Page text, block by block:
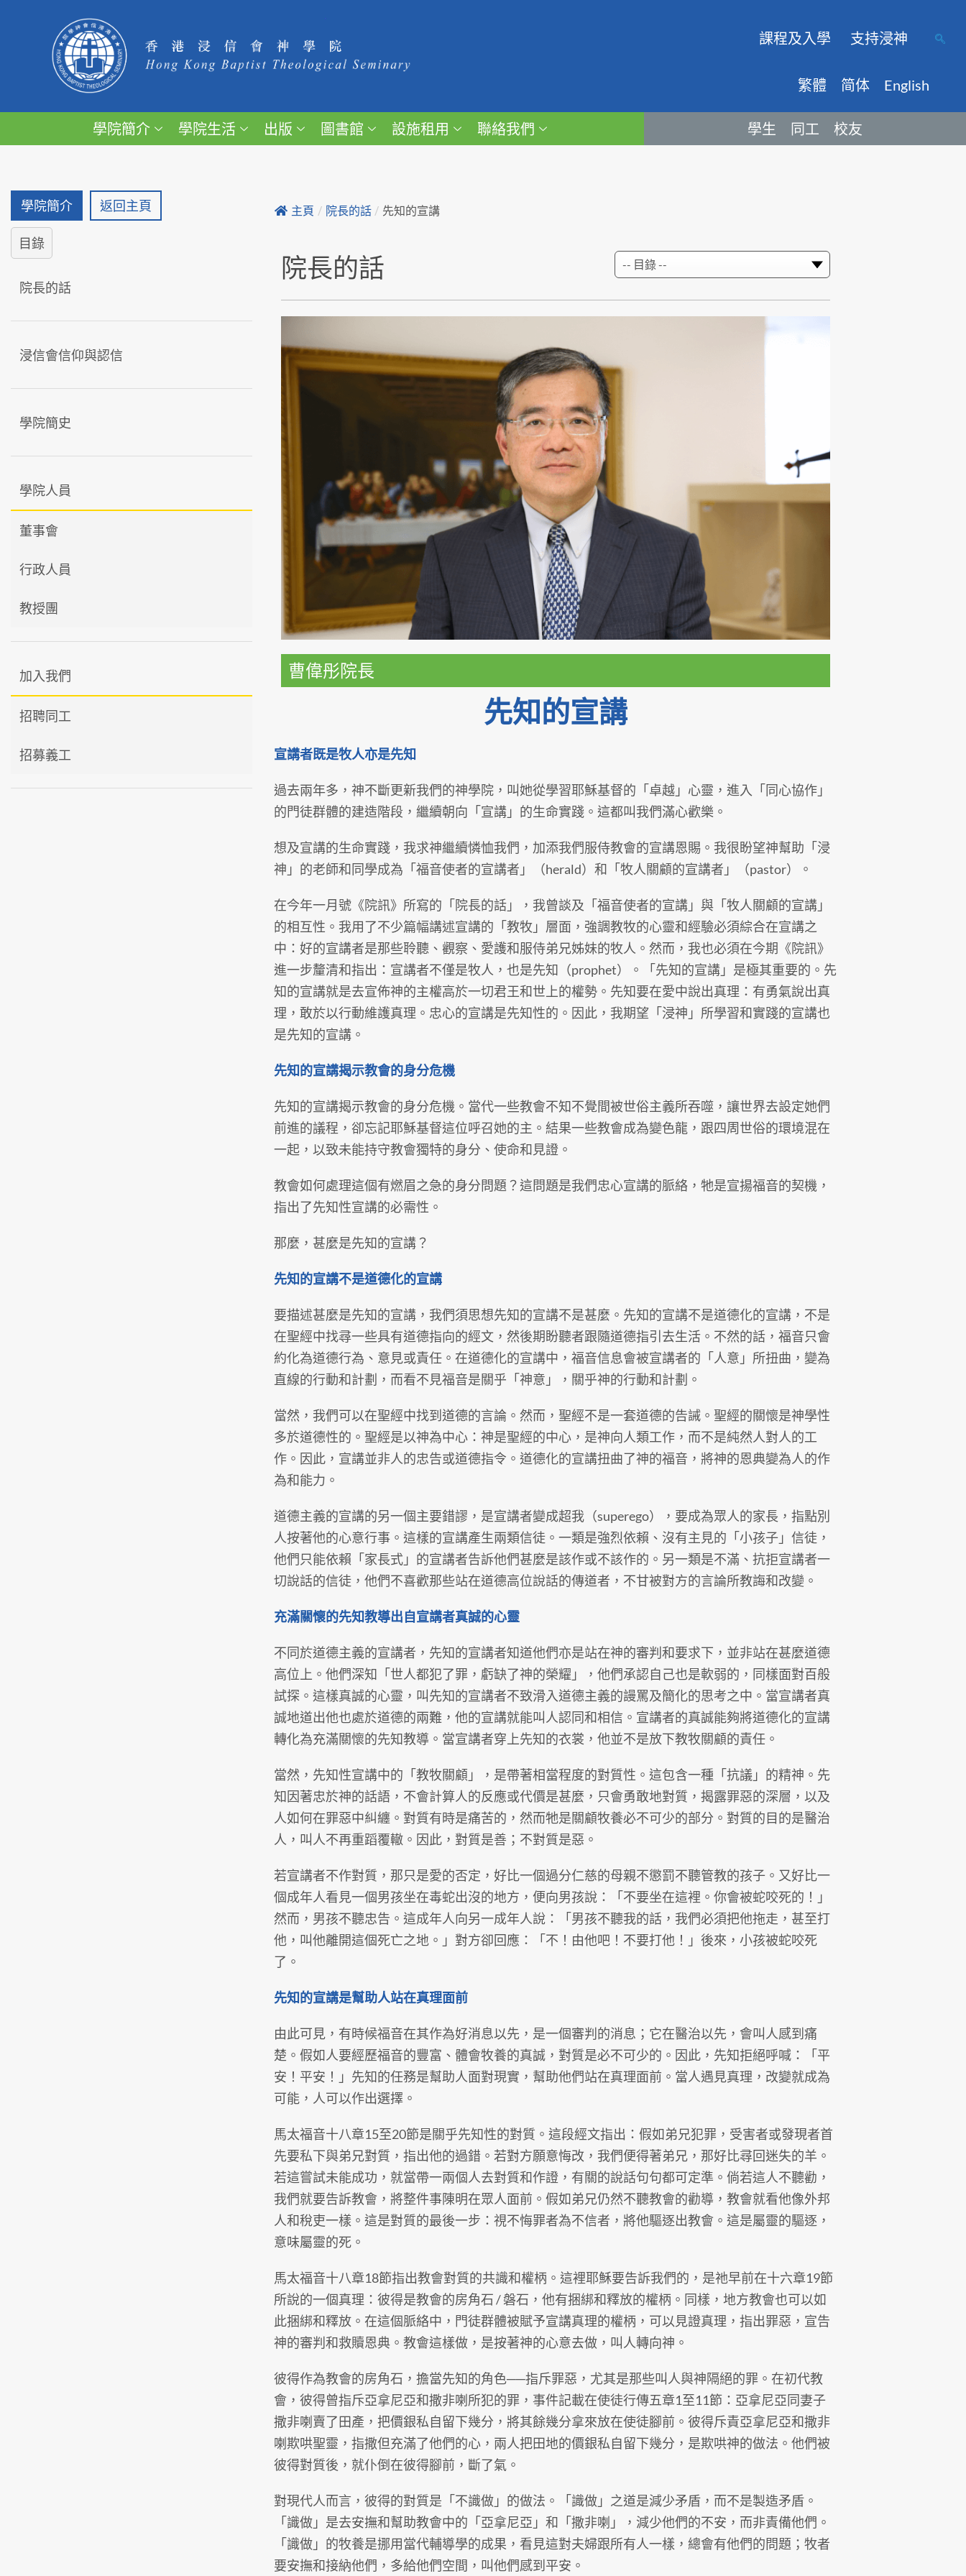
課程及入學 支持浸神
繁體 简体 English
學院簡介 學院生活 出版 圖書館 設施租用 聯絡我們 學生 同工 校友
學院簡介 返回主頁
目錄
院長的話
浸信會信仰與認信
學院簡史
學院人員
董事會
行政人員
教授團
加入我們
招聘同工
招募義工
主頁 / 院長的話 / 先知的宣講
院長的話
曹偉彤院長
先知的宣講
宣講者既是牧人亦是先知
過去兩年多，神不斷更新我們的神學院，叫她從學習耶穌基督的「卓越」心靈，進入「同心協作」
的門徒群體的建造階段，繼續朝向「宣講」的生命實踐。這都叫我們滿心歡樂。
想及宣講的生命實踐，我求神繼續憐恤我們，加添我們服侍教會的宣講恩賜。我很盼望神幫助「浸
神」的老師和同學成為「福音使者的宣講者」（herald）和「牧人關顧的宣講者」（pastor）。
在今年一月號《院訊》所寫的「院長的話」，我曾談及「福音使者的宣講」與「牧人關顧的宣講」
的相互性。我用了不少篇幅講述宣講的「教牧」層面，強調教牧的心靈和經驗必須綜合在宣講之
中：好的宣講者是那些聆聽、觀察、愛護和服侍弟兄姊妹的牧人。然而，我也必須在今期《院訊》
進一步釐清和指出：宣講者不僅是牧人，也是先知（prophet）。「先知的宣講」是極其重要的。先
知的宣講就是去宣佈神的主權高於一切君王和世上的權勢。先知要在愛中說出真理：有勇氣說出真
理，敢於以行動維護真理。忠心的宣講是先知性的。因此，我期望「浸神」所學習和實踐的宣講也
是先知的宣講。
先知的宣講揭示教會的身分危機
先知的宣講揭示教會的身分危機。當代一些教會不知不覺間被世俗主義所吞噬，讓世界去設定她們
前進的議程，卻忘記耶穌基督這位呼召她的主。結果一些教會成為變色龍，跟四周世俗的環境混在
一起，以致未能持守教會獨特的身分、使命和見證。
教會如何處理這個有燃眉之急的身分問題？這問題是我們忠心宣講的脈絡，牠是宣揚福音的契機，
指出了先知性宣講的必需性。
那麼，甚麼是先知的宣講？
先知的宣講不是道德化的宣講
要描述甚麼是先知的宣講，我們須思想先知的宣講不是甚麼。先知的宣講不是道德化的宣講，不是
在聖經中找尋一些具有道德指向的經文，然後期盼聽者跟隨道德指引去生活。不然的話，福音只會
約化為道德行為、意見或責任。在道德化的宣講中，福音信息會被宣講者的「人意」所扭曲，變為
直線的行動和計劃，而看不見福音是關乎「神意」，關乎神的行動和計劃。
當然，我們可以在聖經中找到道德的言論。然而，聖經不是一套道德的告誡。聖經的關懷是神學性
多於道德性的。聖經是以神為中心：神是聖經的中心，是神向人類工作，而不是純然人對人的工
作。因此，宣講並非人的忠告或道德指令。道德化的宣講扭曲了神的福音，將神的恩典變為人的作
為和能力。
道德主義的宣講的另一個主要錯謬，是宣講者變成超我（superego），要成為眾人的家長，指點別
人按著他的心意行事。這樣的宣講產生兩類信徒。一類是強烈依賴、沒有主見的「小孩子」信徒，
他們只能依賴「家長式」的宣講者告訴他們甚麼是該作或不該作的。另一類是不滿、抗拒宣講者一
切說話的信徒，他們不喜歡那些站在道德高位說話的傳道者，不甘被對方的言論所教誨和改變。
充滿關懷的先知教導出自宣講者真誠的心靈
不同於道德主義的宣講者，先知的宣講者知道他們亦是站在神的審判和要求下，並非站在甚麼道德
高位上。他們深知「世人都犯了罪，虧缺了神的榮耀」，他們承認自己也是軟弱的，同樣面對百般
試探。這樣真誠的心靈，叫先知的宣講者不致滑入道德主義的謾罵及簡化的思考之中。當宣講者真
誠地道出他也處於道德的兩難，他的宣講就能叫人認同和相信。宣講者的真誠能夠將道德化的宣講
轉化為充滿關懷的先知教導。當宣講者穿上先知的衣裳，他並不是放下教牧關顧的責任。
當然，先知性宣講中的「教牧關顧」，是帶著相當程度的對質性。這包含一種「抗議」的精神。先
知因著忠於神的話語，不會計算人的反應或代價是甚麼，只會勇敢地對質，揭露罪惡的深層，以及
人如何在罪惡中糾纏。對質有時是痛苦的，然而牠是關顧牧養必不可少的部分。對質的目的是醫治
人，叫人不再重蹈覆轍。因此，對質是善；不對質是惡。
若宣講者不作對質，那只是愛的否定，好比一個過分仁慈的母親不懲罰不聽管教的孩子。又好比一
個成年人看見一個男孩坐在毒蛇出沒的地方，便向男孩說：「不要坐在這裡。你會被蛇咬死的！」
然而，男孩不聽忠告。這成年人向另一成年人說：「男孩不聽我的話，我們必須把他拖走，甚至打
他，叫他離開這個死亡之地。」對方卻回應：「不！由他吧！不要打他！」後來，小孩被蛇咬死
了。
先知的宣講是幫助人站在真理面前
由此可見，有時候福音在其作為好消息以先，是一個審判的消息；它在醫治以先，會叫人感到痛
楚。假如人要經歷福音的豐富、體會牧養的真誠，對質是必不可少的。因此，先知拒絕呼喊：「平
安！平安！」先知的任務是幫助人面對現實，幫助他們站在真理面前。當人遇見真理，改變就成為
可能，人可以作出選擇。
馬太福音十八章15至20節是關乎先知性的對質。這段經文指出：假如弟兄犯罪，受害者或發現者首
先要私下與弟兄對質，指出他的過錯。若對方願意悔改，我們便得著弟兄，那好比尋回迷失的羊。
若這嘗試未能成功，就當帶一兩個人去對質和作證，有關的說話句句都可定準。倘若這人不聽勸，
我們就要告訴教會，將整件事陳明在眾人面前。假如弟兄仍然不聽教會的勸導，教會就看他像外邦
人和稅吏一樣。這是對質的最後一步：視不悔罪者為不信者，將他驅逐出教會。這是屬靈的驅逐，
意味屬靈的死。
馬太福音十八章18節指出教會對質的共識和權柄。這裡耶穌要告訴我們的，是祂早前在十六章19節
所說的一個真理：彼得是教會的房角石 / 磐石，他有捆綁和釋放的權柄。同樣，地方教會也可以如
此捆綁和釋放。在這個脈絡中，門徒群體被賦予宣講真理的權柄，可以見證真理，指出罪惡，宣告
神的審判和救贖恩典。教會這樣做，是按著神的心意去做，叫人轉向神。
彼得作為教會的房角石，擔當先知的角色──指斥罪惡，尤其是那些叫人與神隔絕的罪。在初代教
會，彼得曾指斥亞拿尼亞和撒非喇所犯的罪，事件記載在使徒行傳五章1至11節：亞拿尼亞同妻子
撒非喇賣了田產，把價銀私自留下幾分，將其餘幾分拿來放在使徒腳前。彼得斥責亞拿尼亞和撒非
喇欺哄聖靈，指撒但充滿了他們的心，兩人把田地的價銀私自留下幾分，是欺哄神的做法。他們被
彼得對質後，就仆倒在彼得腳前，斷了氣。
對現代人而言，彼得的對質是「不識做」的做法。「識做」之道是減少矛盾，而不是製造矛盾。
「識做」是去安撫和幫助教會中的「亞拿尼亞」和「撒非喇」，減少他們的不安，而非責備他們。
「識做」的牧養是挪用當代輔導學的成果，看見這對夫婦跟所有人一樣，總會有他們的問題；牧者
要安撫和接納他們，多給他們空間，叫他們感到平安。